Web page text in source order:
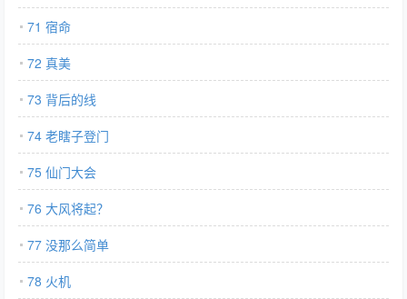
71 宿命
72 真美
73 背后的线
74 老瞎子登门
75 仙门大会
76 大风将起？
77 没那么简单
78 火机